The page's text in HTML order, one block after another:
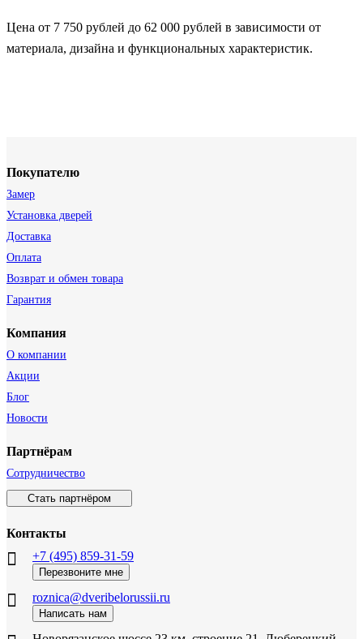
Цена от 7 750 рублей до 62 000 рублей в зависимости от
материала, дизайна и функциональных характеристик.
Покупателю
Замер
Установка дверей
Доставка
Оплата
Возврат и обмен товара
Гарантия
Компания
О компании
Акции
Блог
Новости
Партнёрам
Сотрудничество
Стать партнёром
Контакты
+7 (495) 859-31-59
Перезвоните мне
roznica@dveribelorussii.ru
Написать нам